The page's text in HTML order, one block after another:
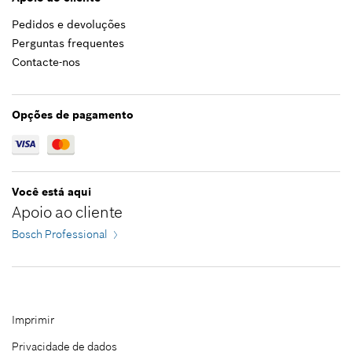
Adicionar ao carrinho das compras
16,64 €*
Pedidos e devoluções
Perguntas frequentes
Contacte-nos
Opções de pagamento
Você está aqui
Apoio ao cliente
Bosch Professional
Imprimir
Privacidade de dados